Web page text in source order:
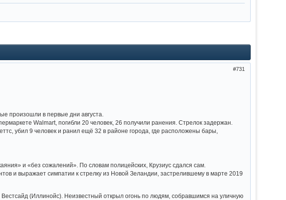
731
произошли в первые дни августа.
Walmart, погибли 20 человек, 26 получили ранения. Стрелок задержан.
убил 9 человек и ранил ещё 32 в районе города, где расположены бары,
и «без сожалений». По словам полицейских, Крузиус сдался сам.
и выражает симпатии к стрелку из Новой Зеландии, застрелившему в марте 2019
(Иллинойс). Неизвестный открыл огонь по людям, собравшимся на уличную